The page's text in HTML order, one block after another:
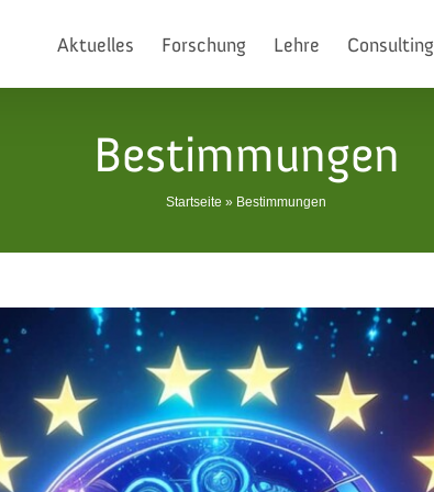
Aktuelles Forschung Lehre Consulting
Bestimmungen
Startseite » Bestimmungen